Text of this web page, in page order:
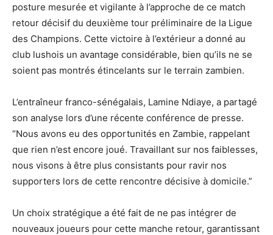
posture mesurée et vigilante à l’approche de ce match
retour décisif du deuxième tour préliminaire de la Ligue
des Champions. Cette victoire à l’extérieur a donné au
club lushois un avantage considérable, bien qu’ils ne se
soient pas montrés étincelants sur le terrain zambien.
L’entraîneur franco-sénégalais, Lamine Ndiaye, a partagé
son analyse lors d’une récente conférence de presse.
“Nous avons eu des opportunités en Zambie, rappelant
que rien n’est encore joué. Travaillant sur nos faiblesses,
nous visons à être plus consistants pour ravir nos
supporters lors de cette rencontre décisive à domicile.”
Un choix stratégique a été fait de ne pas intégrer de
nouveaux joueurs pour cette manche retour, garantissant